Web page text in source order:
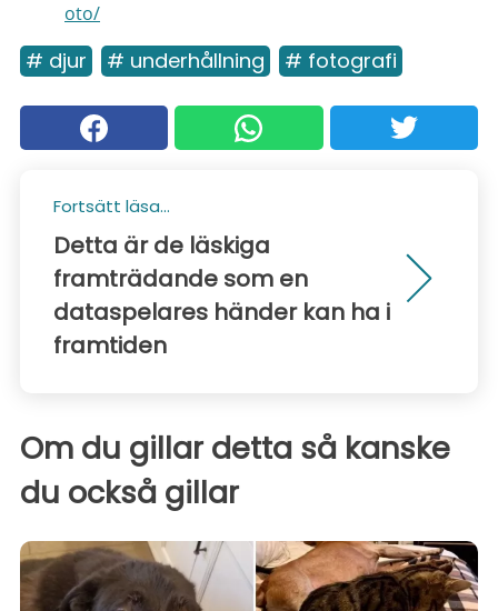
oto/
# djur # underhållning # fotografi
Fortsätt läsa...
Detta är de läskiga
framträdande som en
dataspelares händer kan ha i
framtiden
Om du gillar detta så kanske
du också gillar